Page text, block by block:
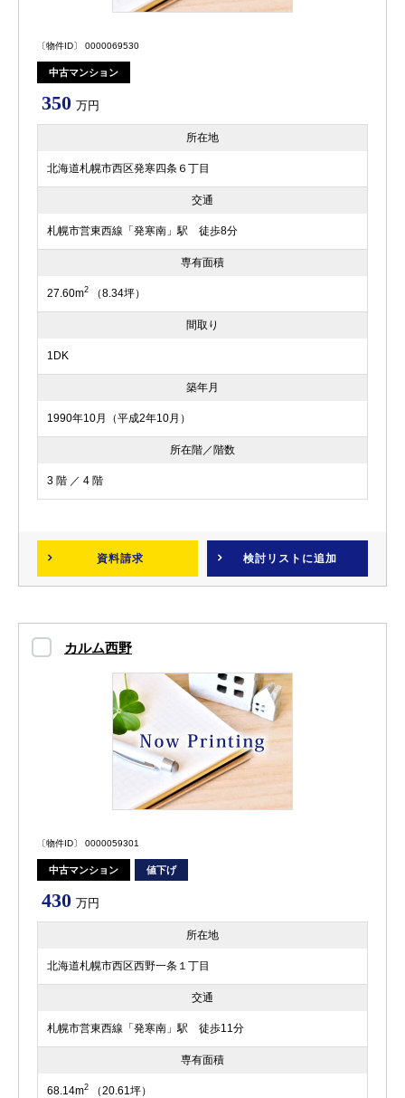
〔物件ID〕 0000069530
中古マンション
350 万円
所在地
北海道札幌市西区発寒四条６丁目
交通
札幌市営東西線「発寒南」駅 徒歩8分
専有面積
27.60m2 （8.34坪）
間取り
1DK
築年月
1990年10月（平成2年10月）
所在階／階数
3 階 ／ 4 階
資料請求 検討リスト に追加
カルム西野
〔物件ID〕 0000059301
中古マンション 値下げ
430 万円
所在地
北海道札幌市西区西野一条１丁目
交通
札幌市営東西線「発寒南」駅 徒歩11分
専有面積
68.14m2 （20.61坪）